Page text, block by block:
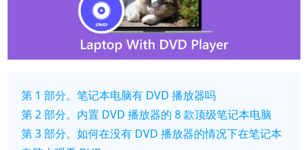
第 1 部分。笔记本电脑有 DVD 播放器吗
第 2 部分。内置 DVD 播放器的 8 款顶级笔记本电脑
第 3 部分。如何在没有 DVD 播放器的情况下在笔记本